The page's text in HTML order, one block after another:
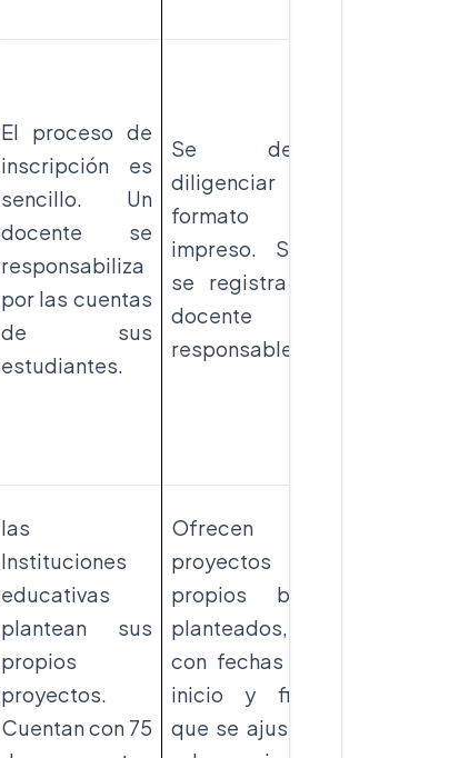
El proceso de
inscripción es
sencillo. Un
docente se
responsabiliza
por las cuentas
de sus
estudiantes.
Se debe
diligenciar un
formato
impreso. Solo
se registra el
docente
responsable.
las
Instituciones
educativas
plantean sus
propios
proyectos.
Cuentan con 75
Ofrecen 29
proyectos
propios bien
planteados,
con fechas de
inicio y final
que se ajustan